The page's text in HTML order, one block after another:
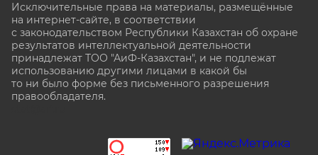
Исключительные права на материалы, размещённые
на интернет-сайте, в соответствии
с законодательством Республики Казахстан об охране
результатов интеллектуальной деятельности
принадлежат ТОО "АиФ-Казахстан", и не подлежат
использованию другими лицами в какой бы
то ни было форме без письменного разрешения
правообладателя.